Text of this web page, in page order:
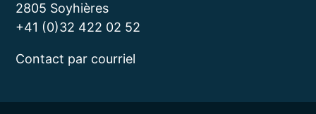
2805 Soyhières
+41 (0)32 422 02 52
Contact par courriel